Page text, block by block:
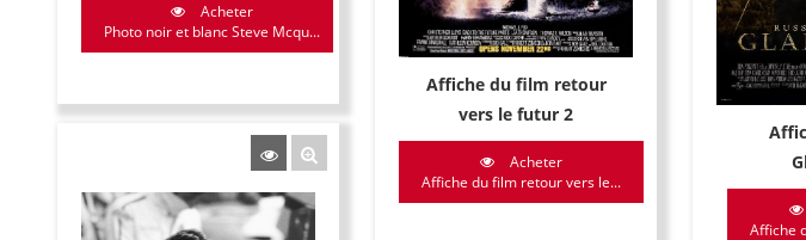
Acheter
Photo noir et blanc Steve Mcqu...
Affiche du film retour
vers le futur 2
Acheter
Affiche du film retour vers le...
Affiche